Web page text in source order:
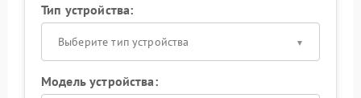
Тип устройства:
Выберите тип устройства
Модель устройства: